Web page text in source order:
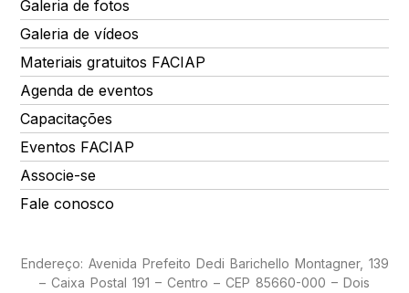
Galeria de fotos
Galeria de vídeos
Materiais gratuitos FACIAP
Agenda de eventos
Capacitações
Eventos FACIAP
Associe-se
Fale conosco
Endereço: Avenida Prefeito Dedi Barichello Montagner, 139
– Caixa Postal 191 – Centro – CEP 85660-000 – Dois